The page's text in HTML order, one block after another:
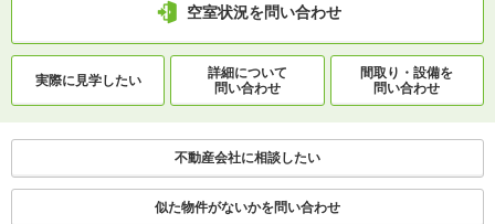
空室状況を問い合わせ
実際に見学したい
詳細について
問い合わせ
間取り・設備を
問い合わせ
不動産会社に相談したい
似た物件がないかを問い合わせ